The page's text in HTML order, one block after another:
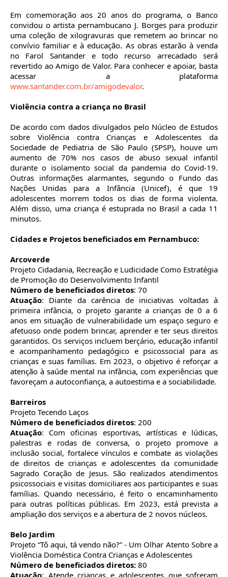
Em comemoração aos 20 anos do programa, o Banco
convidou o artista pernambucano J. Borges para produzir
uma coleção de xilogravuras que remetem ao brincar no
convívio familiar e à educação. As obras estarão à venda
no Farol Santander e todo recurso arrecadado será
revertido ao Amigo de Valor. Para conhecer e apoiar, basta
acessar a plataforma
www.santander.com.br/amigodevalor.
Violência contra a criança no Brasil
De acordo com dados divulgados pelo Núcleo de Estudos
sobre Violência contra Crianças e Adolescentes da
Sociedade de Pediatria de São Paulo (SPSP), houve um
aumento de 70% nos casos de abuso sexual infantil
durante o isolamento social da pandemia do Covid-19.
Outras informações alarmantes, segundo o Fundo das
Nações Unidas para a Infância (Unicef), é que 19
adolescentes morrem todos os dias de forma violenta.
Além disso, uma criança é estuprada no Brasil a cada 11
minutos.
Cidades e Projetos beneficiados em Pernambuco:
Arcoverde
Projeto Cidadania, Recreação e Ludicidade Como Estratégia
de Promoção do Desenvolvimento Infantil
Número de beneficiados diretos: 70
Atuação: Diante da carência de iniciativas voltadas à
primeira infância, o projeto garante a crianças de 0 a 6
anos em situação de vulnerabilidade um espaço seguro e
afetuoso onde podem brincar, aprender e ter seus direitos
garantidos. Os serviços incluem berçário, educação infantil
e acompanhamento pedagógico e psicossocial para as
crianças e suas famílias. Em 2023, o objetivo é reforçar a
atenção à saúde mental na infância, com experiências que
favoreçam a autoconfiança, a autoestima e a sociabilidade.
Barreiros
Projeto Tecendo Laços
Número de beneficiados diretos: 200
Atuação: Com oficinas esportivas, artísticas e lúdicas,
palestras e rodas de conversa, o projeto promove a
inclusão social, fortalece vínculos e combate as violações
de direitos de crianças e adolescentes da comunidade
Sagrado Coração de Jesus. São realizados atendimentos
psicossociais e visitas domiciliares aos participantes e suas
famílias. Quando necessário, é feito o encaminhamento
para outras políticas públicas. Em 2023, está prevista a
ampliação dos serviços e a abertura de 2 novos núcleos.
Belo Jardim
Projeto “Tô aqui, tá vendo não?” - Um Olhar Atento Sobre a
Violência Doméstica Contra Crianças e Adolescentes
Número de beneficiados diretos: 80
Atuação: Atende crianças e adolescentes que sofreram